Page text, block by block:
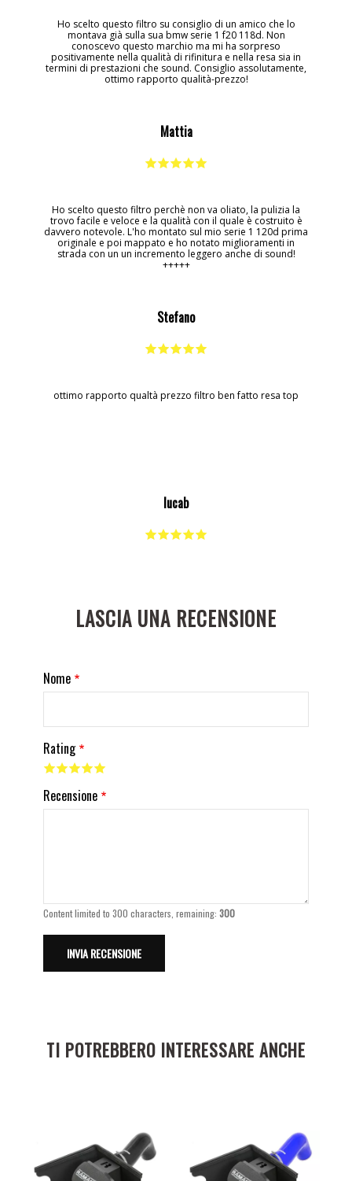
Ho scelto questo filtro su consiglio di un amico che lo
montava già sulla sua bmw serie 1 f20 118d. Non
conoscevo questo marchio ma mi ha sorpreso
positivamente nella qualità di rifinitura e nella resa sia in
termini di prestazioni che sound. Consiglio assolutamente,
ottimo rapporto qualità-prezzo!
Mattia
Ho scelto questo filtro perchè non va oliato, la pulizia la
trovo facile e veloce e la qualità con il quale è costruito è
davvero notevole. L'ho montato sul mio serie 1 120d prima
originale e poi mappato e ho notato miglioramenti in
strada con un un incremento leggero anche di sound!
+++++
Stefano
ottimo rapporto qualtà prezzo filtro ben fatto resa top
lucab
LASCIA UNA RECENSIONE
Nome
Rating
Recensione
Content limited to 300 characters, remaining:300
TI POTREBBERO INTERESSARE ANCHE